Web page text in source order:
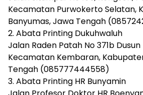
Kecamatan Purwokerto Selatan,
Banyumas, Jawa Tengah
2. Abata Printing Dukuhwaluh
Jalan Raden Patah No 371b Dusun
Kecamatan Kembaran,
Tengah (085777444558)
3. Abata Printing HR Bunyamin